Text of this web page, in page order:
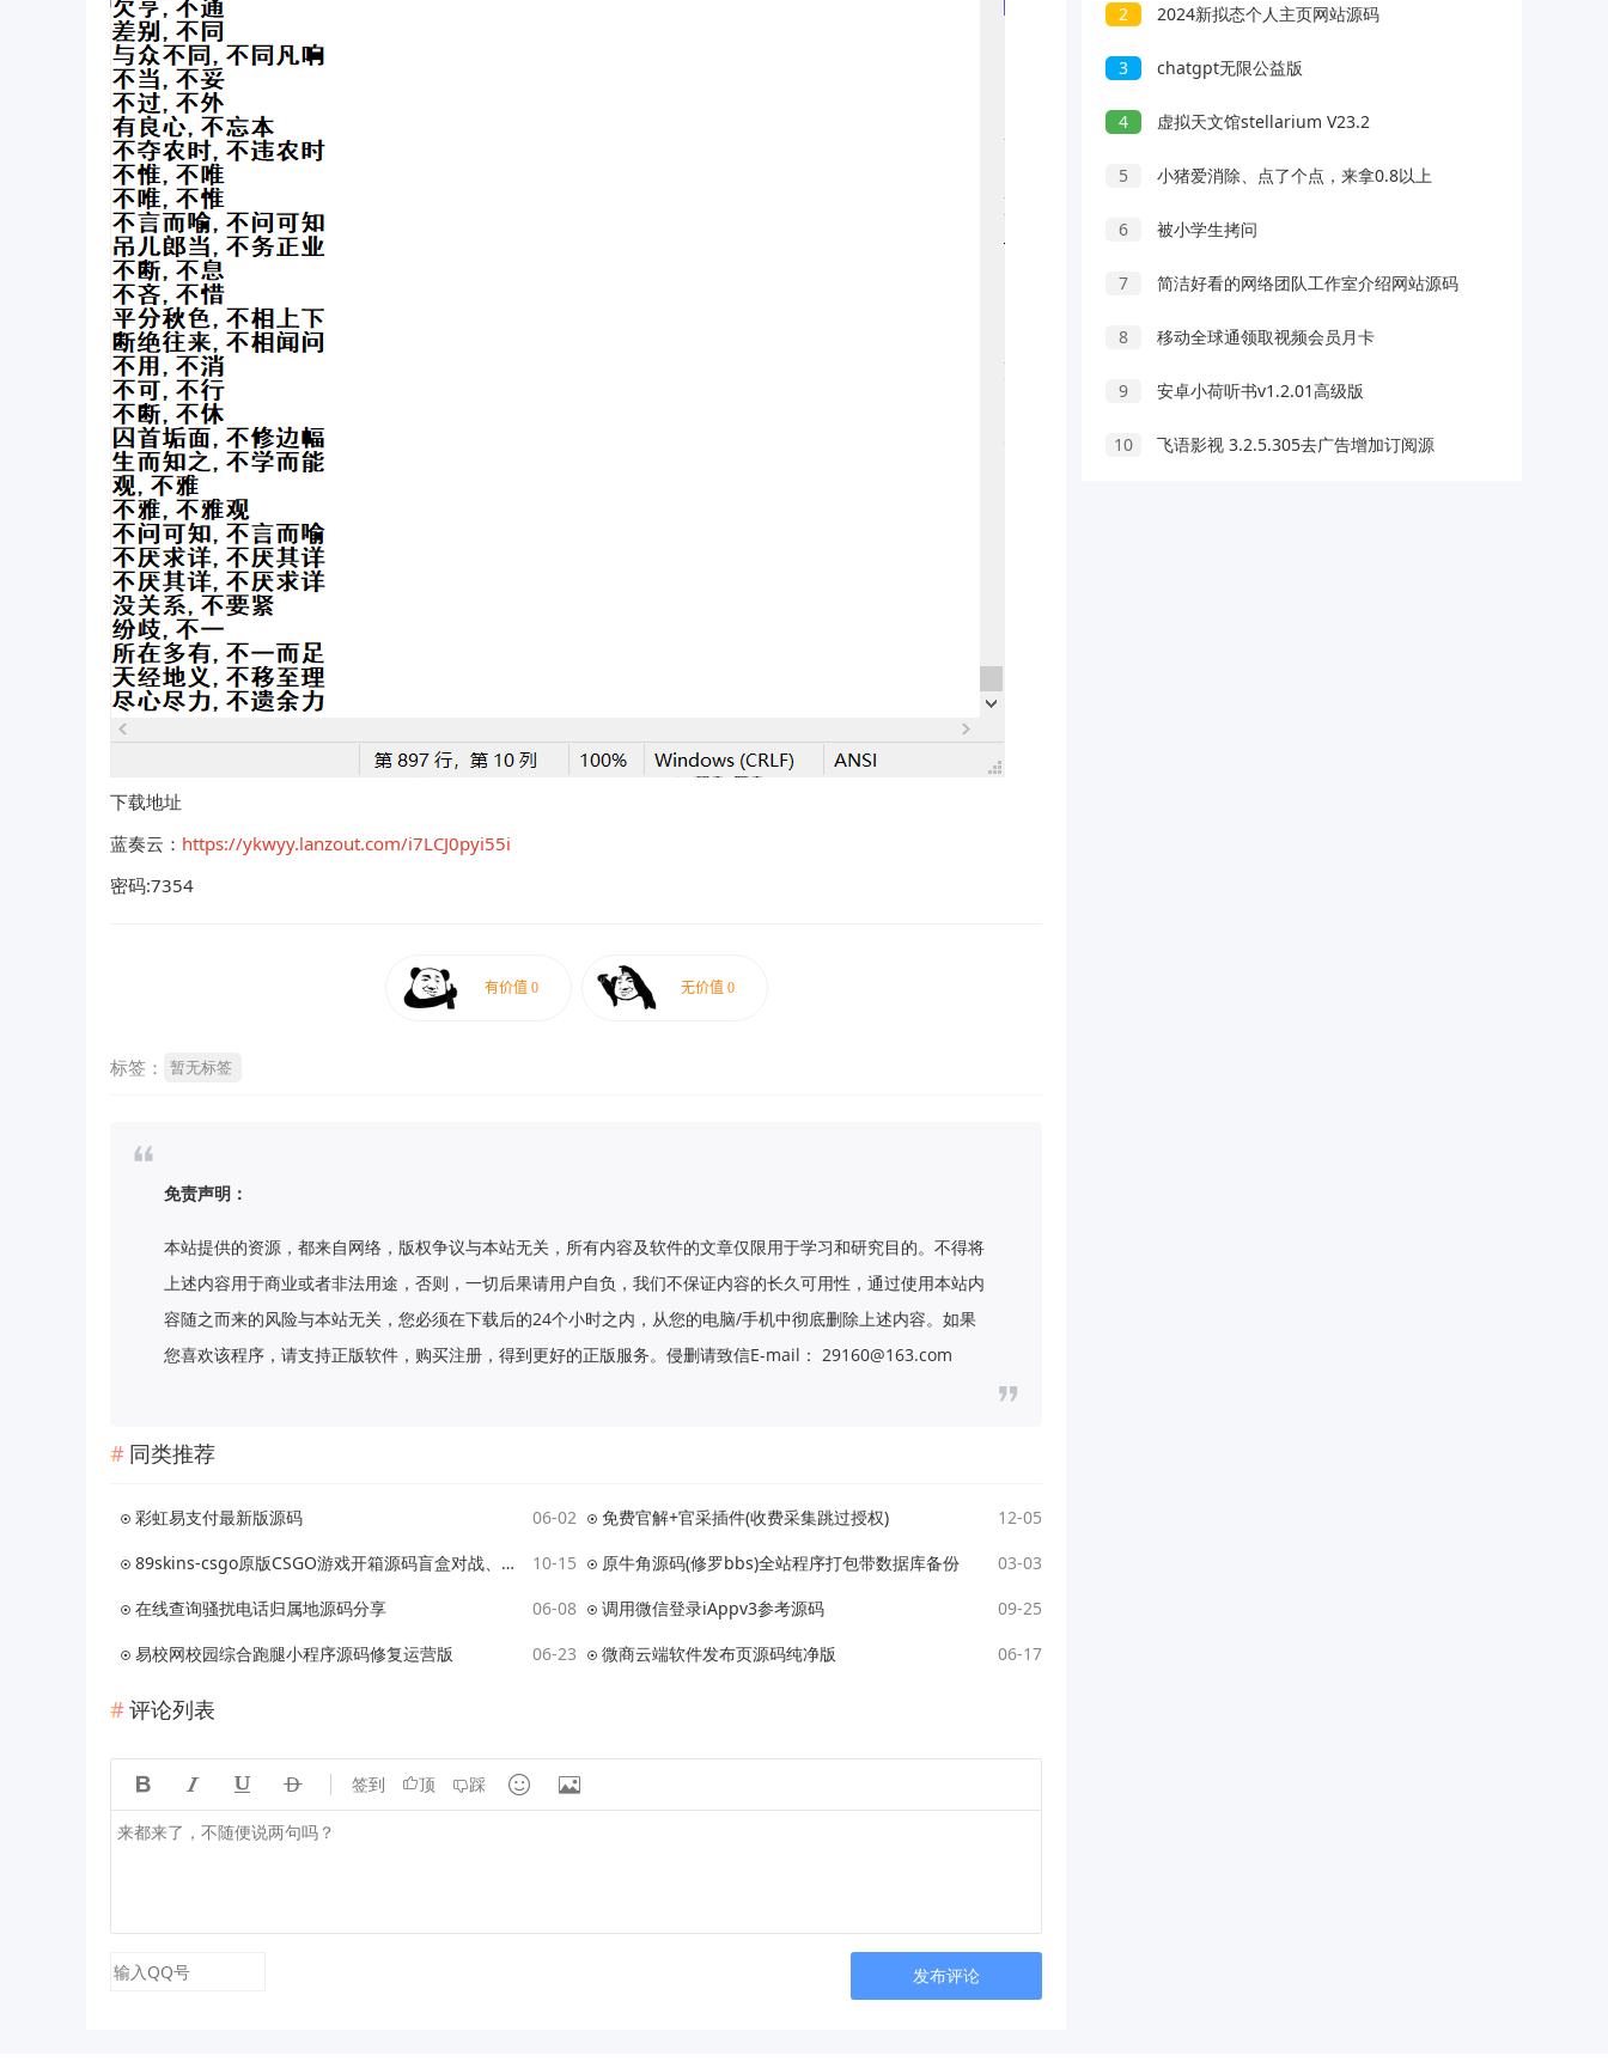
下载地址
蓝奏云： https://ykwyy.lanzout.com/i7LCJ0pyi55i
密码:7354
标签： 暂无标签
免责声明：
本站提供的资源，都来自网络，版权争议与本站无关，所有内容及软件的文章仅限用于学习和研究目的。不得将
上述内容用于商业或者非法用途，否则，一切后果请用户自负，我们不保证内容的长久可用性，通过使用本站内
容随之而来的风险与本站无关，您必须在下载后的24个小时之内，从您的电脑/手机中彻底删除上述内容。如果
您喜欢该程序，请支持正版软件，购买注册，得到更好的正版服务。侵删请致信E-mail： 29160@163.com
同类推荐
彩虹易支付最新版源码 06-02 免费官解+官采插件(收费采集跳过授权)
12-05
89skins-csgo原版CSGO游戏开箱源码盲盒对战、幸运开箱、积分商城、fl盲盒
10-15 原牛角源码(修罗bbs)全站程序打包带数据库备份
03-03
在线查询骚扰电话归属地源码分享
06-08 调用微信登录iAppv3参考源码
09-25
易校网校园综合跑腿小程序源码修复运营版
06-23 微商云端软件发布页源码纯净版 06-17
评论列表
    签到 顶 踩  
发布评论
2 2024新拟态个人主页网站源码
3 chatgpt无限公益版
4 虚拟天文馆stellarium V23.2
5 小猪爱消除、点了个点，来拿0.8以上
6 被小学生拷问
7 简洁好看的网络团队工作室介绍网站源码
8 移动全球通领取视频会员月卡
9 安卓小荷听书v1.2.01高级版
10 飞语影视 3.2.5.305去广告增加订阅源